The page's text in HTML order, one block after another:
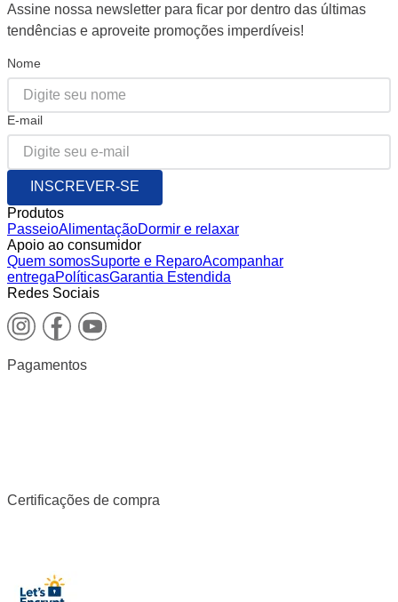
Assine nossa newsletter para ficar por dentro das últimas
tendências e aproveite promoções imperdíveis!
Nome
E-mail
INSCREVER-SE
Produtos
PasseioAlimentaçãoDormir e relaxar
Apoio ao consumidor
Quem somosSuporte e ReparoAcompanhar
entregaPolíticasGarantia Estendida
Redes Sociais
Pagamentos
Certificações de compra